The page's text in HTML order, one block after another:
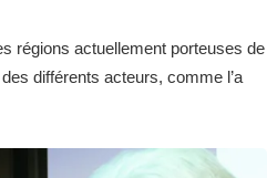
régions actuellement porteuses de
différents acteurs, comme l’a